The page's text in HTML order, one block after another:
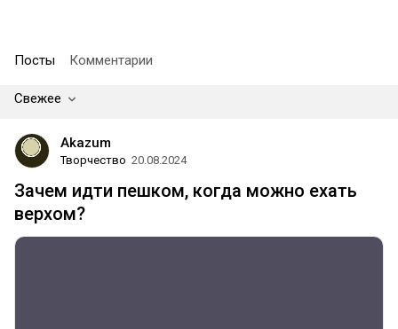
Посты Комментарии
Свежее
Akazum
Творчество 20.08.2024
Зачем идти пешком, когда можно ехать
верхом?